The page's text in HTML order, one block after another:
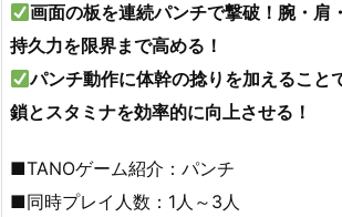
画面の板を連続パンチで撃破！腕・肩
持久力を限界まで高める！
パンチ動作に体幹の捻りを加えること
鎖とスタミナを効率的に向上させる！
■TANOゲーム紹介：パンチ
■同時プレイ人数：1人～3人